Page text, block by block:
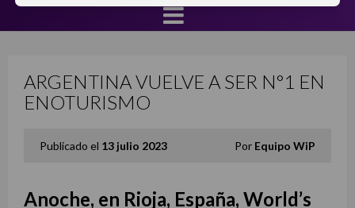
ARGENTINA VUELVE A SER N°1 EN
ENOTURISMO
Publicado el 13 julio 2023 Por Equipo WiP
Anoche, en Rioja, España, World’s